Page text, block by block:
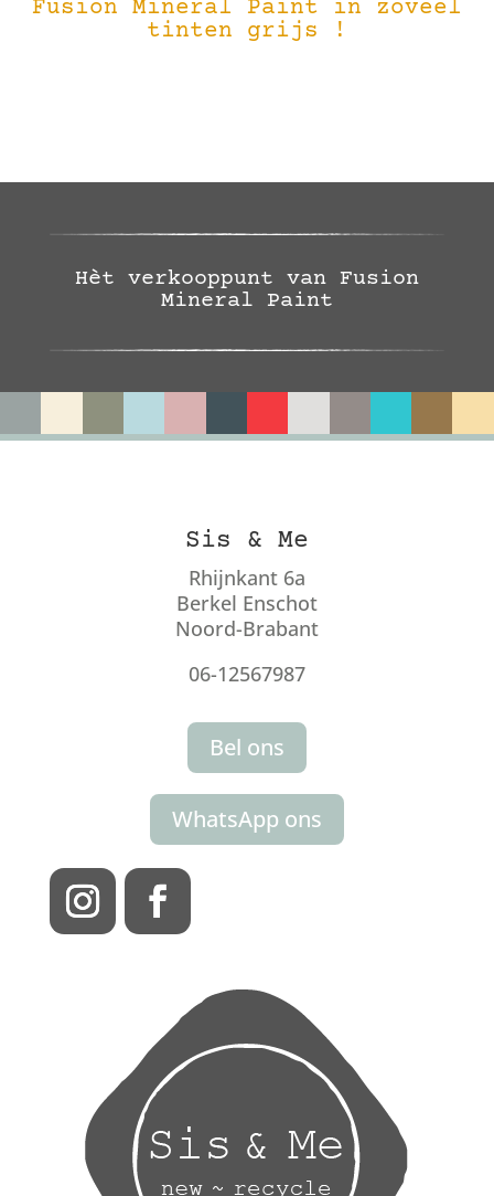
Fusion Mineral Paint in zoveel
tinten grijs !
Hèt verkooppunt van Fusion
Mineral Paint
Sis & Me
Rhijnkant 6a
Berkel Enschot
Noord-Brabant
06-12567987
Bel ons
WhatsApp ons